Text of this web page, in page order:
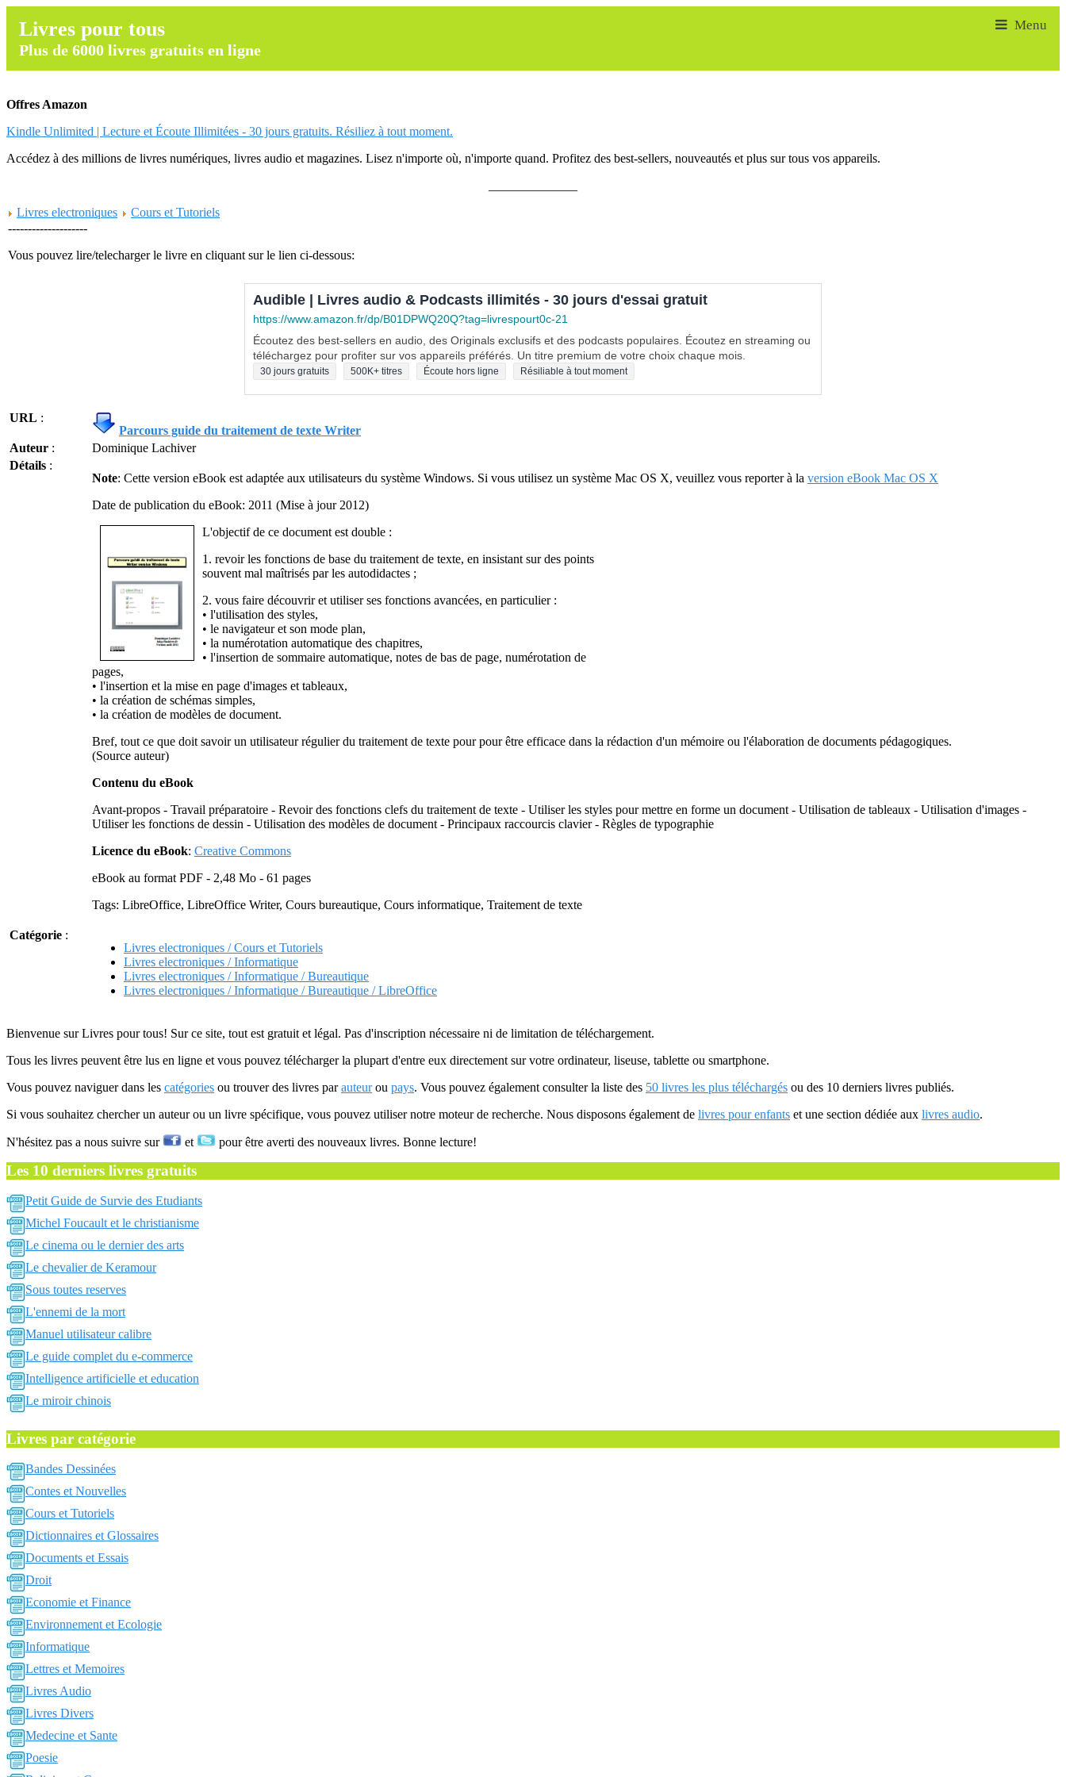
Livres pour tous
Plus de 6000 livres gratuits en ligne
Offres Amazon
Kindle Unlimited | Lecture et Écoute Illimitées - 30 jours gratuits. Résiliez à tout moment.
Accédez à des millions de livres numériques, livres audio et magazines. Lisez n'importe où, n'importe quand. Profitez des best-sellers, nouveautés et plus sur tous vos appareils.
Livres electroniques
Cours et Tutoriels
--------------------
Vous pouvez lire/telecharger le livre en cliquant sur le lien ci-dessous:
Audible | Livres audio & Podcasts illimités - 30 jours d'essai gratuit
https://www.amazon.fr/dp/B01DPWQ20Q?tag=livrespourt0c-21
Écoutez des best-sellers en audio, des Originals exclusifs et des podcasts populaires. Écoutez en streaming ou
téléchargez pour profiter sur vos appareils préférés. Un titre premium de votre choix chaque mois.
30 jours gratuits 500K+ titres Écoute hors ligne Résiliable à tout moment
URL :
Parcours guide du traitement de texte Writer
Auteur :
Dominique Lachiver
Détails :
Note: Cette version eBook est adaptée aux utilisateurs du système Windows. Si vous utilisez un système Mac OS X, veuillez vous reporter à la version eBook Mac OS X
Date de publication du eBook: 2011 (Mise à jour 2012)
L'objectif de ce document est double :
1. revoir les fonctions de base du traitement de texte, en insistant sur des points
souvent mal maîtrisés par les autodidactes ;
2. vous faire découvrir et utiliser ses fonctions avancées, en particulier :
• l'utilisation des styles,
• le navigateur et son mode plan,
• la numérotation automatique des chapitres,
• l'insertion de sommaire automatique, notes de bas de page, numérotation de
pages,
• l'insertion et la mise en page d'images et tableaux,
• la création de schémas simples,
• la création de modèles de document.
Bref, tout ce que doit savoir un utilisateur régulier du traitement de texte pour pour être efficace dans la rédaction d'un mémoire ou l'élaboration de documents pédagogiques.
(Source auteur)
Contenu du eBook
Avant-propos - Travail préparatoire - Revoir des fonctions clefs du traitement de texte - Utiliser les styles pour mettre en forme un document - Utilisation de tableaux - Utilisation d'images -
Utiliser les fonctions de dessin - Utilisation des modèles de document - Principaux raccourcis clavier - Règles de typographie
Licence du eBook: Creative Commons
eBook au format PDF - 2,48 Mo - 61 pages
Tags: LibreOffice, LibreOffice Writer, Cours bureautique, Cours informatique, Traitement de texte
Catégorie :
Livres electroniques / Cours et Tutoriels
Livres electroniques / Informatique
Livres electroniques / Informatique / Bureautique
Livres electroniques / Informatique / Bureautique / LibreOffice
Bienvenue sur Livres pour tous! Sur ce site, tout est gratuit et légal. Pas d'inscription nécessaire ni de limitation de téléchargement.
Tous les livres peuvent être lus en ligne et vous pouvez télécharger la plupart d'entre eux directement sur votre ordinateur, liseuse, tablette ou smartphone.
Vous pouvez naviguer dans les catégories ou trouver des livres parauteurou pays. Vous pouvez également consulter la liste des 50 livres les plus téléchargés ou des 10 derniers livres publiés.
Si vous souhaitez chercher un auteur ou un livre spécifique, vous pouvez utiliser notre moteur de recherche. Nous disposons également de livres pour enfants et une section dédiée aux livres audio.
N'hésitez pas a nous suivre sur et pour être averti des nouveaux livres. Bonne lecture!
Les 10 derniers livres gratuits
Petit Guide de Survie des Etudiants
Michel Foucault et le christianisme
Le cinema ou le dernier des arts
Le chevalier de Keramour
Sous toutes reserves
L'ennemi de la mort
Manuel utilisateur calibre
Le guide complet du e-commerce
Intelligence artificielle et education
Le miroir chinois
Livres par catégorie
Bandes Dessinées
Contes et Nouvelles
Cours et Tutoriels
Dictionnaires et Glossaires
Documents et Essais
Droit
Economie et Finance
Environnement et Ecologie
Informatique
Lettres et Memoires
Livres Audio
Livres Divers
Medecine et Sante
Poesie